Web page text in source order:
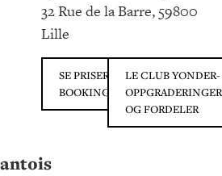
32 Rue de la Barre, 59800
Lille
SE PRISER PÅ
BOOKING.COM
LE CLUB YONDER-
OPPGRADERINGER
OG FORDELER